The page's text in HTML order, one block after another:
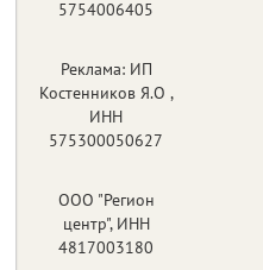
5754006405
Реклама: ИП
Костенников Я.О ,
ИНН
575300050627
ООО "Регион
центр", ИНН
4817003180